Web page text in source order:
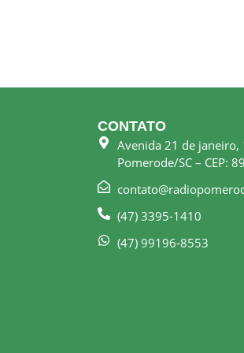
CONTATO
Avenida 21 de janeiro,
Pomerode/SC – CEP:
(47) 3395-1410
(47) 99196-8553